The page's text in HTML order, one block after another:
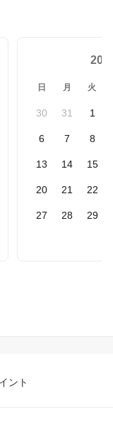
日 月 火
30 31 1
6 7 8
13 14 15
20 21 22
27 28 29
ント